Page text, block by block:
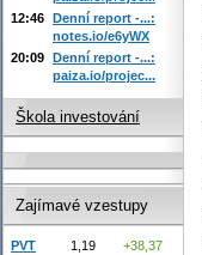
12:46 Denní report -...:
notes.io/e6yWX
20:09 Denní report -...:
paiza.io/projec...
Škola investování
Zajímavé vzestupy
PVT 1,19
+38,37